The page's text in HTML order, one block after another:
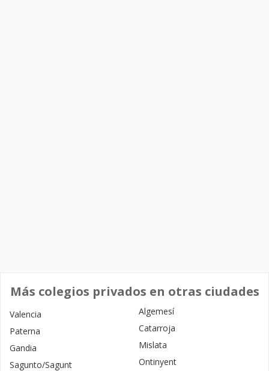
Más colegios privados en otras ciudades
Valencia
Paterna
Gandia
Sagunto/Sagunt
Algemesí
Catarroja
Mislata
Ontinyent